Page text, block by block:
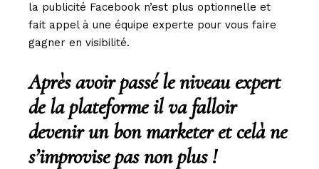
la publicité Facebook n’est plus optionnelle et
fait appel à une équipe experte pour vous faire
gagner en visibilité.
Après avoir passé le niveau expert
de la plateforme il va falloir
devenir un bon marketer et celà ne
s’improvise pas non plus !